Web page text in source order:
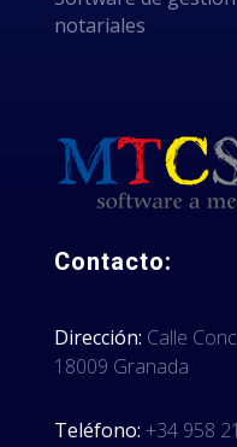
notariales
Contacto:
Dirección: Calle
18009 Granada
Teléfono: +34 958